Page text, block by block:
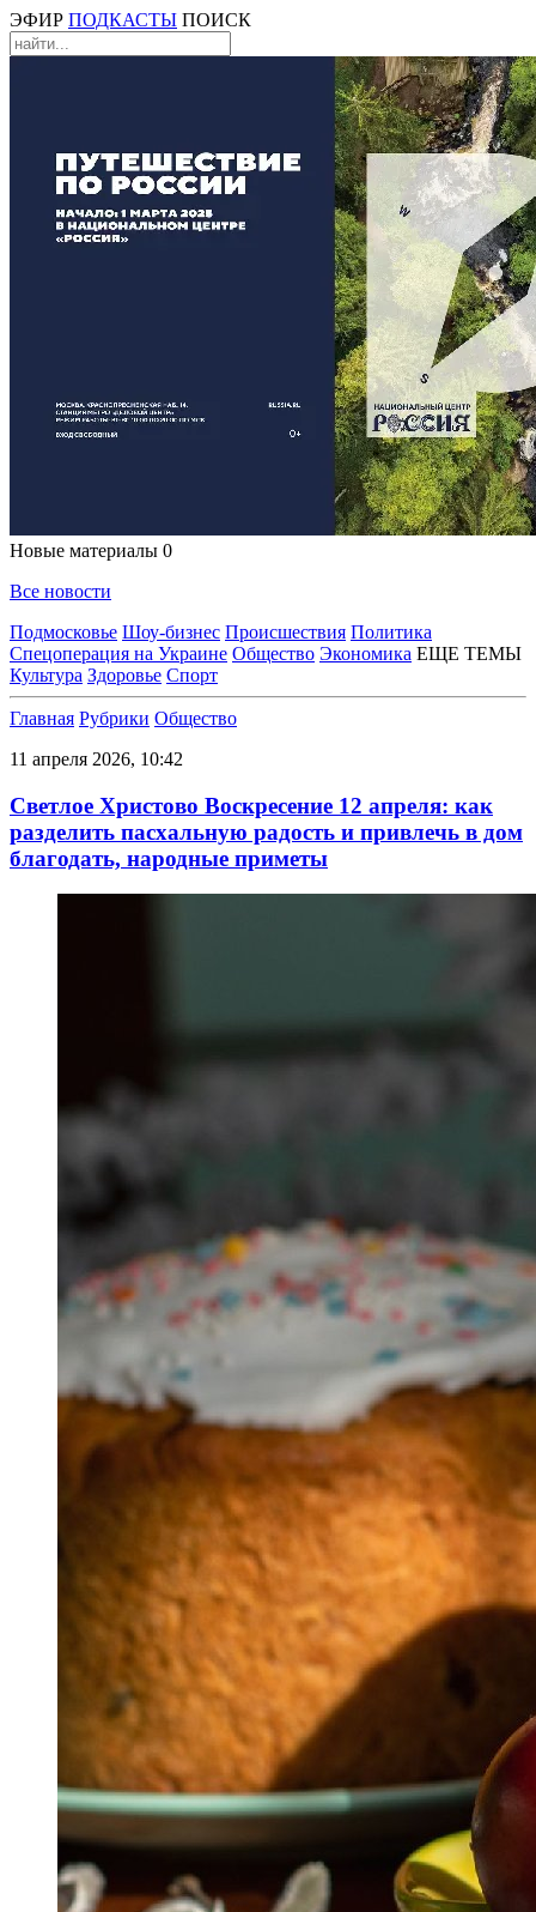
ЭФИР ПОДКАСТЫ ПОИСК
Новые материалы 0
Все новости
Подмосковье Шоу-бизнес Происшествия Политика
Спецоперация на Украине Общество Экономика ЕЩЕ ТЕМЫ
Культура Здоровье Спорт
Главная Рубрики Общество
11 апреля 2026, 10:42
Светлое Христово Воскресение 12 апреля: как
разделить пасхальную радость и привлечь в дом
благодать, народные приметы